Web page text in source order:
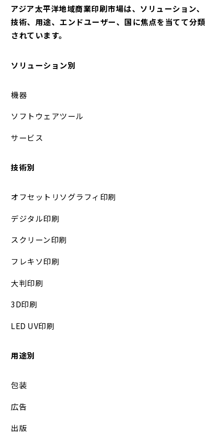
アジア太平洋地域商業印刷市場は、ソリューション、
技術、用途、エンドユーザー、国に焦点を当てて分類
されています。
ソリューション別
機器
ソフトウェアツール
サービス
技術別
オフセットリソグラフィ印刷
デジタル印刷
スクリーン印刷
フレキソ印刷
大判印刷
3D印刷
LED UV印刷
用途別
包装
広告
出版